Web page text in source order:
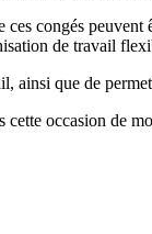
congés
de travail
ainsi que de
occasion de